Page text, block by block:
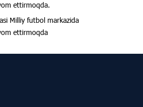
ettirmoqda.
Milliy futbol markazida
ettirmoqda